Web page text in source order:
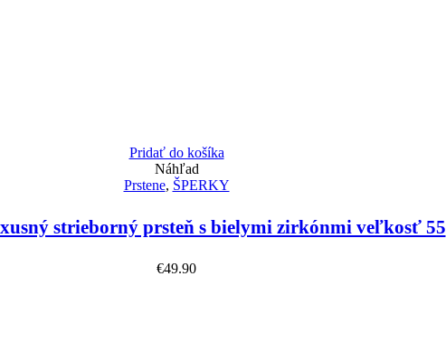
Pridať do košíka
Náhľad
Prstene, ŠPERKY
strieborný prsteň s bielymi zirkónmi veľkosť 55
€49.90